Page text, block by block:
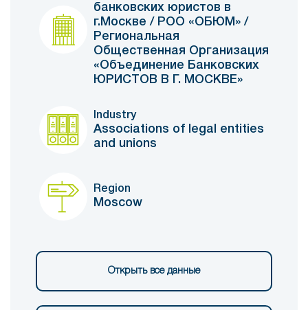
банковских юристов в
г.Москве / РОО «ОБЮМ» /
Региональная
Общественная Организация
«Объединение Банковских
ЮРИСТОВ В Г. МОСКВЕ»
Industry
Associations of legal entities
and unions
Region
Moscow
Открыть все данные